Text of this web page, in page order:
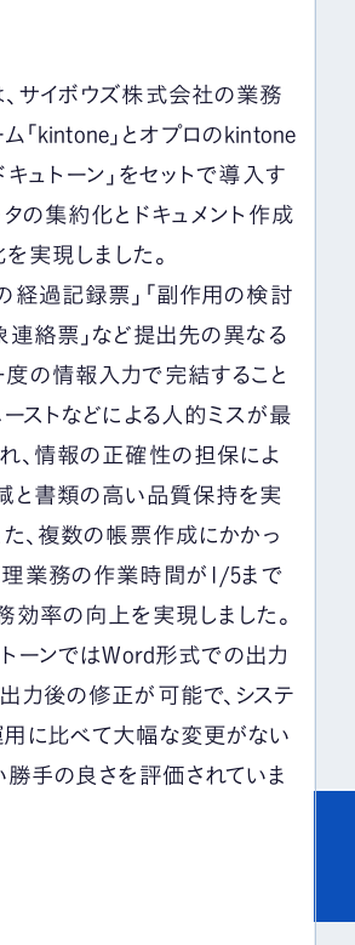
サイボウズ株式会社の業務
ム「kintone」とオプロのkintone
キュトーン」をセットで導入す
タの集約化とドキュメント作成
実現しました。
経過記録票」「副作用の検討
連絡票」など提出先の異なる
の情報入力で完結すること
ーストなどによる人的ミスが最
、情報の正確性の担保によ
と書類の高い品質保持を実
た、複数の帳票作成にかかっ
業務の作業時間が1/5まで
効率の向上を実現しました。
トーンではWord形式での出力
力後の修正が可能で、システ
に比べて大幅な変更がない
勝手の良さを評価されていま